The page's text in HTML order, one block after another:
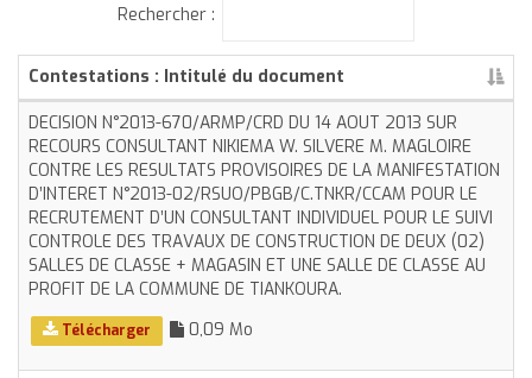
Rechercher :
Contestations : Intitulé du document
DECISION N°2013-670/ARMP/CRD DU 14 AOUT 2013 SUR
RECOURS CONSULTANT NIKIEMA W. SILVERE M. MAGLOIRE
CONTRE LES RESULTATS PROVISOIRES DE LA MANIFESTATION
D’INTERET N°2013-02/RSUO/PBGB/C.TNKR/CCAM POUR LE
RECRUTEMENT D’UN CONSULTANT INDIVIDUEL POUR LE SUIVI
CONTROLE DES TRAVAUX DE CONSTRUCTION DE DEUX (02)
SALLES DE CLASSE + MAGASIN ET UNE SALLE DE CLASSE AU
PROFIT DE LA COMMUNE DE TIANKOURA.
Télécharger 0,09 Mo